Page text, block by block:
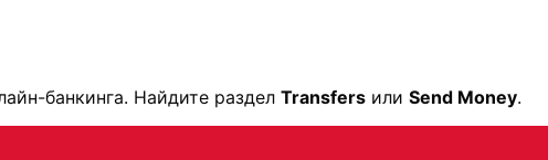
банкинга. Найдите раздел Transfers или Send Money.